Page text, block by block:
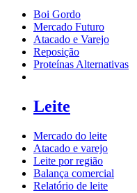
Boi Gordo
Mercado Futuro
Atacado e Varejo
Reposição
Proteínas Alternativas
Leite
Mercado do leite
Atacado e varejo
Leite por região
Balança comercial
Relatório de leite